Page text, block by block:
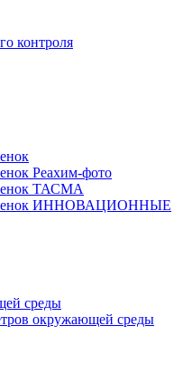
контроля
Реахим-фото
ТАСМА
пленок ИННОВАЦИОННЫЕ
среды
окружающей среды